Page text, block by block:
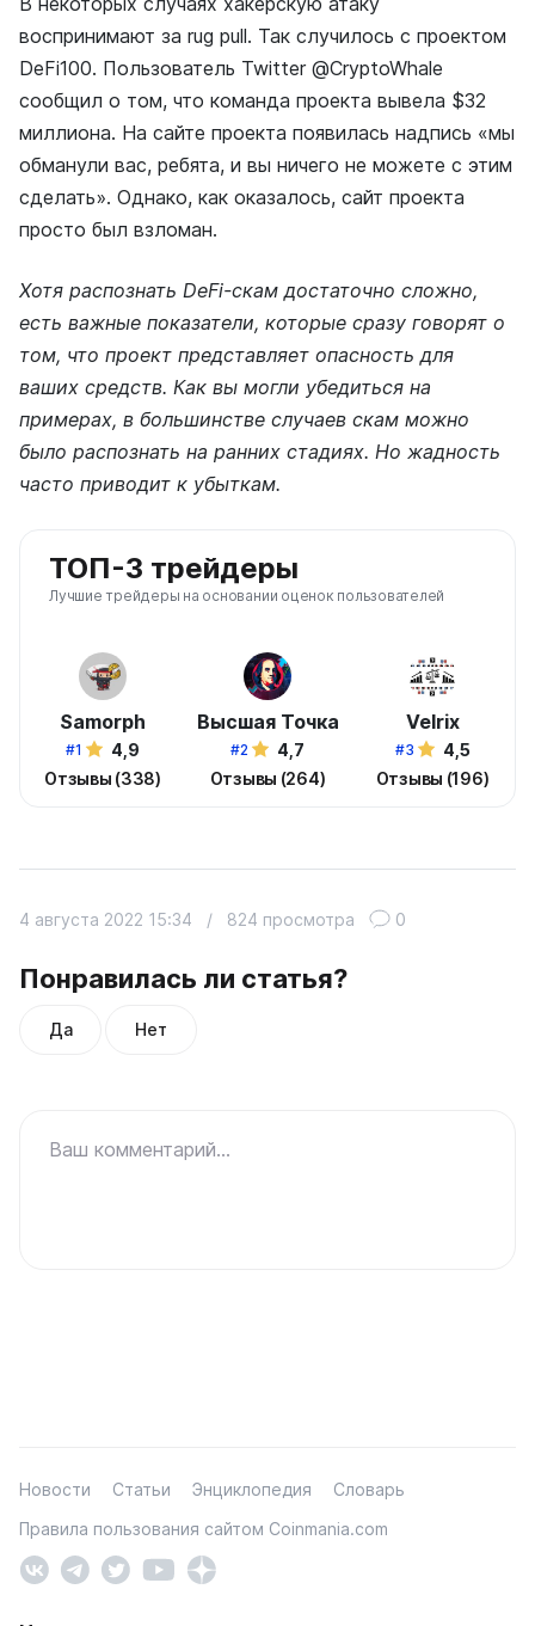
воспринимают за rug pull. Так случилось с проектом
DeFi100. Пользователь Twitter @CryptoWhale
сообщил о том, что команда проекта вывела $32
миллиона. На сайте проекта появилась надпись «мы
обманули вас, ребята, и вы ничего не можете с этим
сделать». Однако, как оказалось, сайт проекта
просто был взломан.
Хотя распознать DeFi-скам достаточно сложно,
есть важные показатели, которые сразу говорят о
том, что проект представляет опасность для
ваших средств. Как вы могли убедиться на
примерах, в большинстве случаев скам можно
было распознать на ранних стадиях. Но жадность
часто приводит к убыткам.
ТОП-3 трейдеры
Лучшие трейдеры на основании оценок пользователей
Samorph
#1
4,9
Отзывы (338)
Высшая Точка
#2
4,7
Отзывы (264)
Velrix
#3
4,5
Отзывы (196)
Понравилась ли статья?
Да Нет
4 августа 2022 15:34 / 824 просмотра 0
Ваш комментарий...
Новости Статьи Энциклопедия
Словарь
Правила пользования сайтом Coinmania.com